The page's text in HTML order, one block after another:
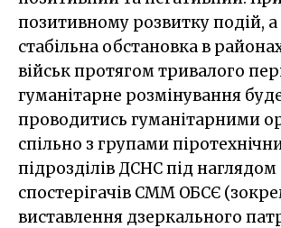
позитивному розвитку подій, а
стабільна обстановка в
військ протягом тривалого
гуманітарне розмінування
проводитись гуманітарними
спільно з групами
підрозділів ДСНС під наглядом
спостерігачів СММ ОБСЄ
виставлення дзеркального